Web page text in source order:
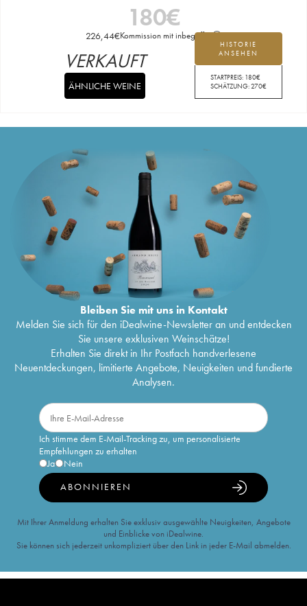
180€
226,44€Kommission mit inbegriffen
HISTORIE
ANSEHEN
STARTPREIS: 180€
SCHÄTZUNG:270€
VERKAUFT
ÄHNLICHE WEINE
Bleiben Sie mit uns in Kontakt
Melden Sie sich für den iDealwine-Newsletter an und entdecken
Sie unsere exklusiven Weinschätze!
Erhalten Sie direkt in Ihr Postfach handverlesene
Neuentdeckungen, limitierte Angebote, Neuigkeiten und fundierte
Analysen.
Ich stimme dem E-Mail-Tracking zu, um personalisierte
Empfehlungen zu erhalten
Ja
Nein
ABONNIEREN
Mit Ihrer Anmeldung erhalten Sie exklusiv ausgewählte Neuigkeiten, Angebote
und Einblicke von iDealwine.
Sie können sich jederzeit unkompliziert über den Link in jeder E-Mail abmelden.